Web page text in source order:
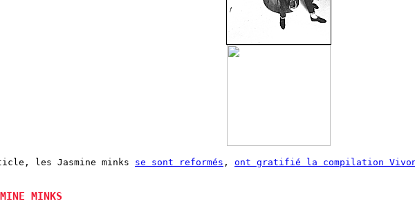
les Jasmine minks se sont reformés , ont gratifié la compilation
MINKS